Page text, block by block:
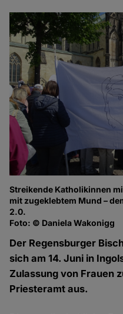
Streikende Katholikinnen
mit zugeklebtem Mund –
2.0.
Foto: © Daniela Wakonigg
Der Regensburger
sich am 14. Juni in
Zulassung von Frauen
Priesteramt aus.